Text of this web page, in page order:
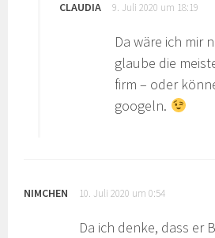
CLAUDIA 9. Juli 2020 um 18:19
Da wäre ich mir
glaube die
firm – oder
googeln.
NIMCHEN 10. Juli 2020 um 0:54
Da ich denke, dass er